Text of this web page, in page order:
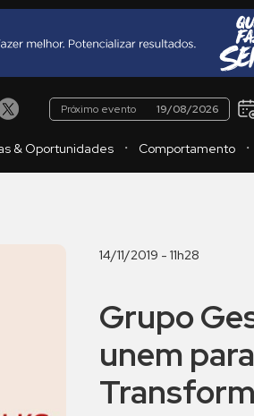
Próximo evento 19/08/2026
& Oportunidades ・ Comportamento ・
14/11/2019 - 11h28
Grupo
unem